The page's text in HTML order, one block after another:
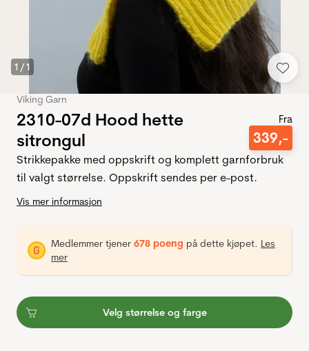
1 /1
Viking Garn
2310-07d Hood hette
sitrongul
Fra
339,-
Strikkepakke med oppskrift og komplett garnforbruk
til valgt størrelse. Oppskrift sendes per e-post.
Vis mer informasjon
Medlemmer tjener 678 poeng på dette kjøpet. Les
mer
Velg størrelse og farge